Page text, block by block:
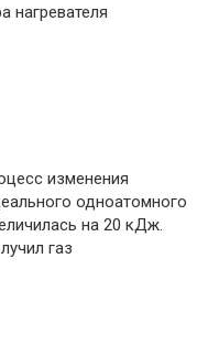
нагревателя
изменения
одноатомного
на 20 кДж.
газ